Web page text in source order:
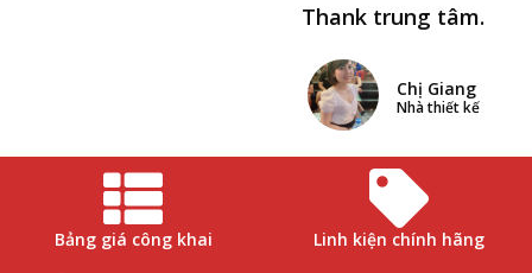
Thank trung tâm.
Chị Giang
Nhà thiết kế
Bảng giá công khai Linh kiện chính hãng